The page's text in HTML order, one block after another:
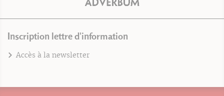
Inscription lettre d'information
Accès à la newsletter